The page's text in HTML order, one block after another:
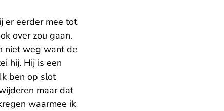
er eerder mee tot
over zou gaan.
niet weg want de
hij. Hij is een
ben op slot
maar dat
waarmee ik